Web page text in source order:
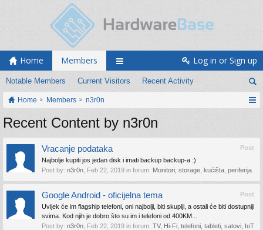
Home Members
Notable Members Current Visitors Recent Activity
Log in or Sign up
Home Members n3r0n
Recent Content by n3r0n
Post
Vracanje podataka
Najbolje kupiti jos jedan disk i imati backup backup-a :)
Post by: n3r0n Feb 22, 2019 in forum: Monitori, storage, kućišta, periferija
Post
Google Android - oficijelna tema
Uvijek će im flagship telefoni, oni najbolji, biti skuplji, a ostali će biti dostupniji
svima. Kod njih je dobro što su im i telefoni od 400KM...
Post by: n3r0n Feb 22, 2019 in forum: TV, Hi-Fi, telefoni, tableti, satovi, IoT